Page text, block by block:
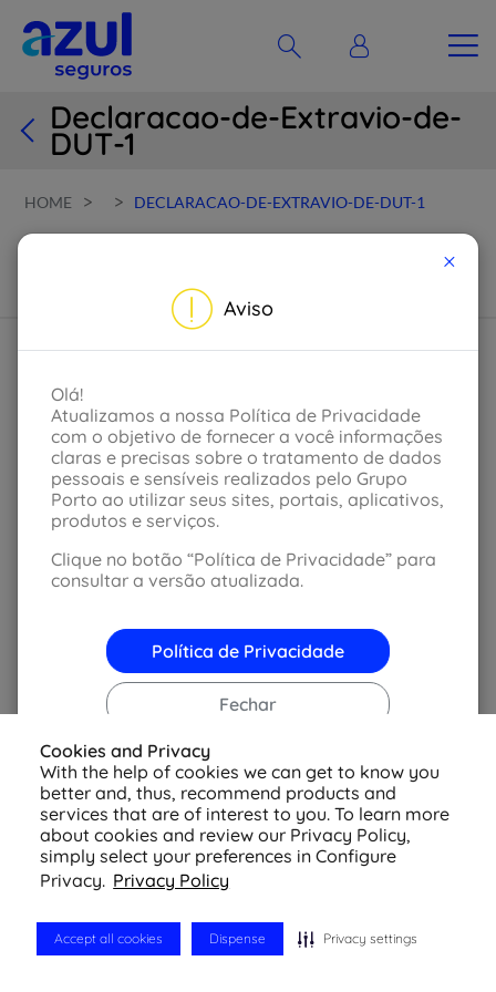
Cookies and Privacy
With the help of cookies we can get to know you
better and, thus, recommend products and
services that are of interest to you. To learn more
about cookies and review our Privacy Policy,
simply select your preferences in Configure
Privacy. Privacy Policy
Accept all cookies Dispense Privacy settings
Declaracao-de-Extravio-de-
DUT-1
HOME > > DECLARACAO-DE-EXTRAVIO-DE-DUT-1
© 2026 Azul Seguros - Todos os direitos reservados
Aviso
×
Olá!
Atualizamos a nossa Política de Privacidade
com o objetivo de fornecer a você informações
claras e precisas sobre o tratamento de dados
pessoais e sensíveis realizados pelo Grupo
Porto ao utilizar seus sites, portais, aplicativos,
produtos e serviços.
Clique no botão “Política de Privacidade” para
consultar a versão atualizada.
Política de Privacidade
Fechar